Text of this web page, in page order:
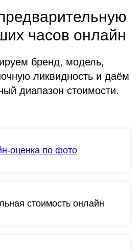
часов онлайн
бренд, модель,
ликвидность и даём
диапазон стоимости.
оценка по фото
стоимость онлайн